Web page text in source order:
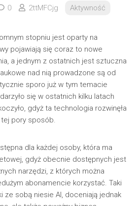
0 2ttMFCjg Aktywność
stopniu jest oparty na
pojawiają się coraz to nowe
a jednym z ostatnich jest sztuczna
nad nią prowadzone są od
sporo już w tym temacie
się w ostatnich kilku latach
gdyż ta technologia rozwinęła
pory sposób.
dla każdej osoby, która ma
gdyż obecnie dostępnych jest
narzędzi, z których można
abonamencie korzystać. Taki
ze sobą niesie AI, doceniają jednak